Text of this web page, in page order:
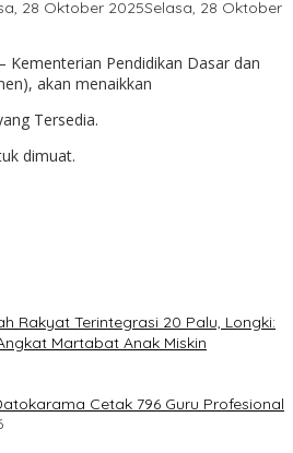
28 Oktober 2025Selasa, 28 Oktober
Kementerian Pendidikan Dasar dan
akan menaikkan
Tersedia.
dimuat.
Rakyat Terintegrasi 20 Palu, Longki:
Martabat Anak Miskin
Cetak 796 Guru Profesional